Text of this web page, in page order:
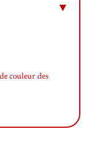
couleur des